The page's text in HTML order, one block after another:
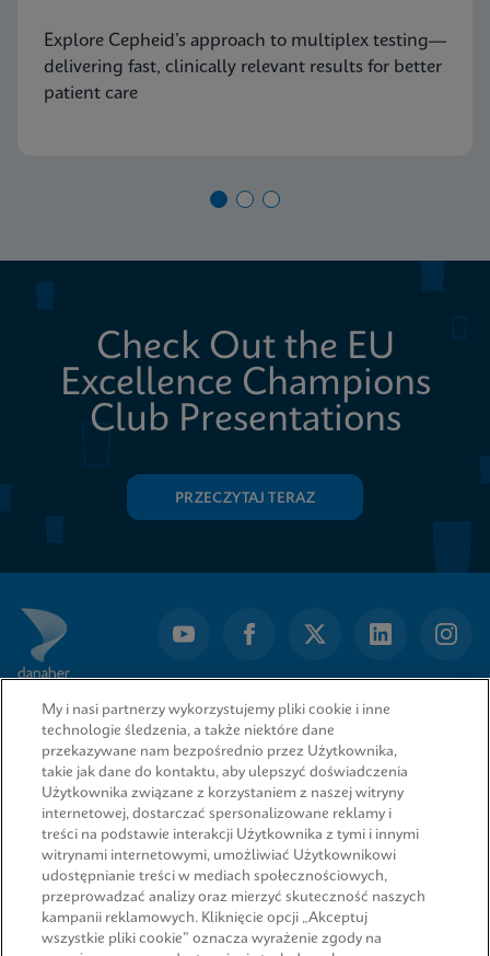
Explore Cepheid’s approach to multiplex testing—
delivering fast, clinically relevant results for better
patient care
Check Out the EU
Excellence Champions
Club Presentations
PRZECZYTAJ TERAZ
SZYBKIE ŁĄCZA
My i nasi partnerzy wykorzystujemy pliki cookie i inne
technologie śledzenia, a także niektóre dane
przekazywane nam bezpośrednio przez Użytkownika,
takie jak dane do kontaktu, aby ulepszyć doświadczenia
Użytkownika związane z korzystaniem z naszej witryny
internetowej, dostarczać spersonalizowane reklamy i
treści na podstawie interakcji Użytkownika z tymi i innymi
witrynami internetowymi, umożliwiać Użytkownikowi
udostępnianie treści w mediach społecznościowych,
przeprowadzać analizy oraz mierzyć skuteczność naszych
kampanii reklamowych. Kliknięcie opcji „Akceptuj
wszystkie pliki cookie” oznacza wyrażenie zgody na